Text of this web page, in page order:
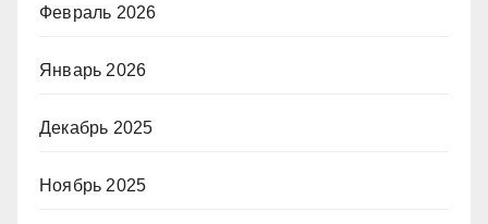
Февраль 2026
Январь 2026
Декабрь 2025
Ноябрь 2025